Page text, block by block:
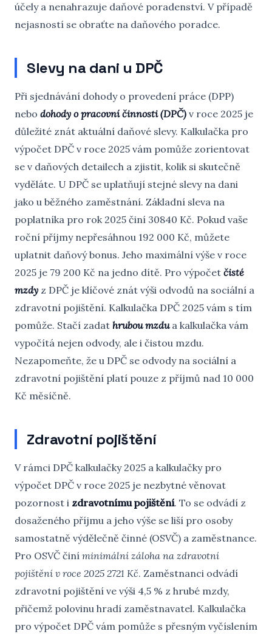
účely a nenahrazuje daňové poradenství. V případě
nejasností se obraťte na daňového poradce.
Slevy na dani u DPČ
Při sjednávání dohody o provedení práce (DPP)
nebo dohody o pracovní činnosti (DPČ) v roce 2025 je
důležité znát aktuální daňové slevy. Kalkulačka pro
výpočet DPČ v roce 2025 vám pomůže zorientovat
se v daňových detailech a zjistit, kolik si skutečně
vyděláte. U DPČ se uplatňují stejné slevy na dani
jako u běžného zaměstnání. Základní sleva na
poplatníka pro rok 2025 činí 30840 Kč. Pokud vaše
roční příjmy nepřesáhnou 192 000 Kč, můžete
uplatnit daňový bonus. Jeho maximální výše v roce
2025 je 79 200 Kč na jedno dítě. Pro výpočet čisté
mzdy z DPČ je klíčové znát výši odvodů na sociální a
zdravotní pojištění. Kalkulačka DPČ 2025 vám s tím
pomůže. Stačí zadat hrubou mzdua kalkulačka vám
vypočítá nejen odvody, ale i čistou mzdu.
Nezapomeňte, že u DPČ se odvody na sociální a
zdravotní pojištění platí pouze z příjmů nad 10 000
Kč měsíčně.
Zdravotní pojištění
V rámci DPČ kalkulačky 2025 a kalkulačky pro
výpočet DPČ v roce 2025 je nezbytné věnovat
pozornost i zdravotnímu pojištění. To se odvádí z
dosaženého příjmu a jeho výše se liší pro osoby
samostatně výdělečně činné (OSVČ) a zaměstnance.
Pro OSVČ činí minimální záloha na zdravotní
pojištění v roce 2025 2721 Kč. Zaměstnanci odvádí
zdravotní pojištění ve výši 4,5 % z hrubé mzdy,
přičemž polovinu hradí zaměstnavatel. Kalkulačka
pro výpočet DPČ vám pomůže s přesným vyčíslením